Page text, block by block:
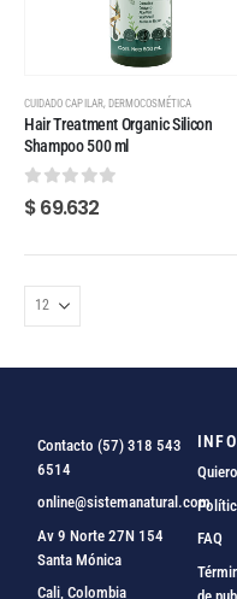
CUIDADO CAPILAR, DERMOCOSMÉTICA
Hair Treatment Organic Silicon
Shampoo 500 ml
0 out of 5
$69.632
Contacto (57) 318 543
6514
online@sistemanatural.com
Av 9 Norte 27N 154
Santa Mónica
Cali, Colombia
FAQ